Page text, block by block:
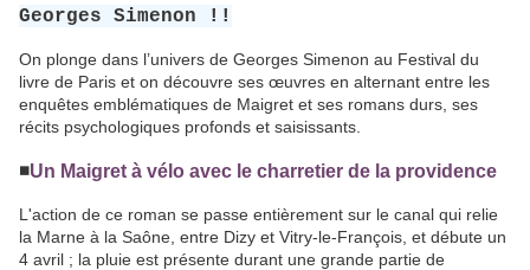
Georges Simenon !!
On plonge dans l’univers de Georges Simenon au Festival du
livre de Paris et on découvre ses œuvres en alternant entre les
enquêtes emblématiques de Maigret et ses romans durs, ses
récits psychologiques profonds et saisissants.
◾️Un Maigret à vélo avec le charretier de la providence
L'action de ce roman se passe entièrement sur le canal qui relie
la Marne à la Saône, entre Dizy et Vitry-le-François, et débute un
4 avril ; la pluie est présente durant une grande partie de